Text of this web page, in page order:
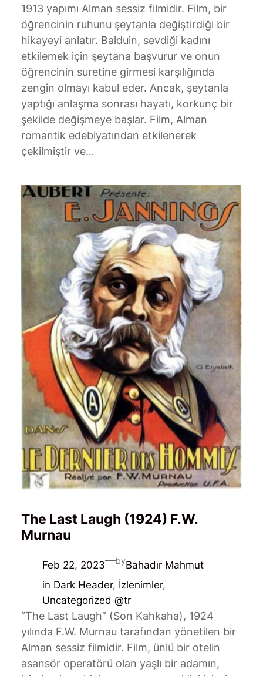
1913 yapımı Alman sessiz filmidir. Film, bir
öğrencinin ruhunu şeytanla değiştirdiği bir
hikayeyi anlatır. Balduin, sevdiği kadını
etkilemek için şeytana başvurur ve onun
öğrencinin suretine girmesi karşılığında
zengin olmayı kabul eder. Ancak, şeytanla
yaptığı anlaşma sonrası hayatı, korkunç bir
şekilde değişmeye başlar. Film, Alman
romantik edebiyatından etkilenerek
çekilmiştir ve…
The Last Laugh (1924) F.W.
Murnau
Feb 22, 2023—byBahadır Mahmut
in Dark Header, İzlenimler
Uncategorized @tr
“The Last Laugh” (Son Kahkaha), 1924
yılında F.W. Murnau tarafından yönetilen bir
Alman sessiz filmidir. Film, ünlü bir otelin
asansör operatörü olan yaşlı bir adamın,